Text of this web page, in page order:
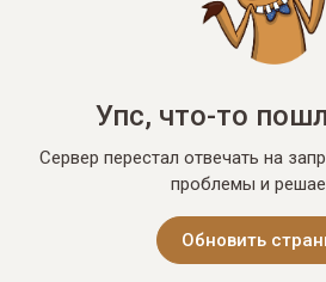
Упс, что-то
Сервер перестал отвечать на
проблемы и
Обновить